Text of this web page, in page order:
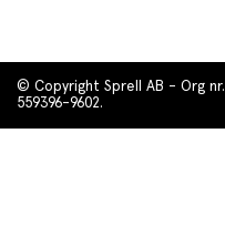
© Copyright Sprell AB - Org nr.
559396-9602.